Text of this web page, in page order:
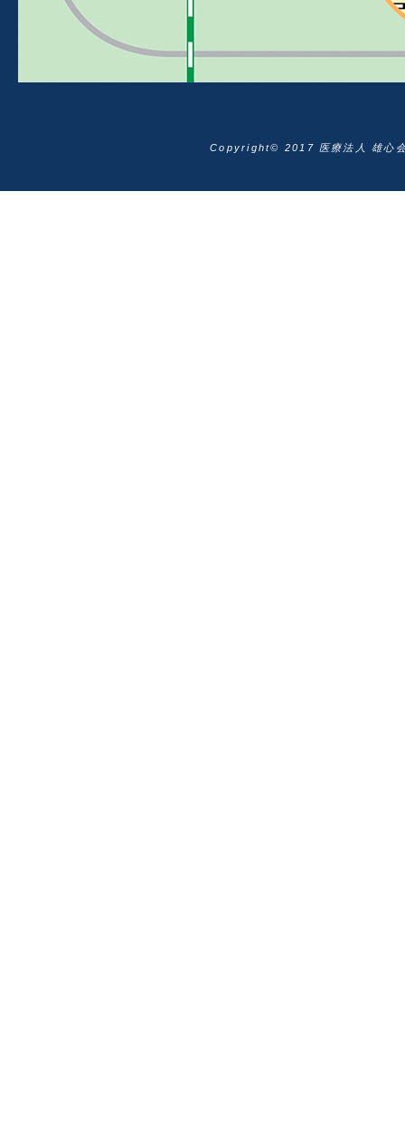
Copyright© 2017 医療法人 雄心